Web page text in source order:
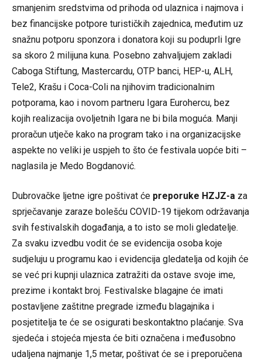
smanjenim sredstvima od prihoda od ulaznica i najmova i
bez financijske potpore turističkih zajednica, međutim uz
snažnu potporu sponzora i donatora koji su poduprli Igre
sa skoro 2 milijuna kuna. Posebno zahvaljujem zakladi
Caboga Stiftung, Mastercardu, OTP banci, HEP-u, ALH,
Tele2, Krašu i Coca-Coli na njihovim tradicionalnim
potporama, kao i novom partneru Igara Eurohercu, bez
kojih realizacija ovoljetnih Igara ne bi bila moguća. Manji
proračun utječe kako na program tako i na organizacijske
aspekte no veliki je uspjeh to što će festivala uopće biti –
naglasila je Medo Bogdanović.
Dubrovačke ljetne igre poštivat će preporuke HZJZ-a za
sprječavanje zaraze bolešću COVID-19 tijekom održavanja
svih festivalskih događanja, a to isto se moli gledatelje.
Za svaku izvedbu vodit će se evidencija osoba koje
sudjeluju u programu kao i evidencija gledatelja od kojih će
se već pri kupnji ulaznica zatražiti da ostave svoje ime,
prezime i kontakt broj. Festivalske blagajne će imati
postavljene zaštitne pregrade između blagajnika i
posjetitelja te će se osigurati beskontaktno plaćanje. Sva
sjedeća i stojeća mjesta će biti označena i međusobno
udaljena najmanje 1,5 metar, poštivat će se i preporučena